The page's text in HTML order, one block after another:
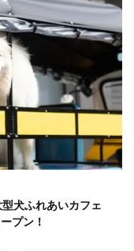
犬ふれあいカフェ
プン！